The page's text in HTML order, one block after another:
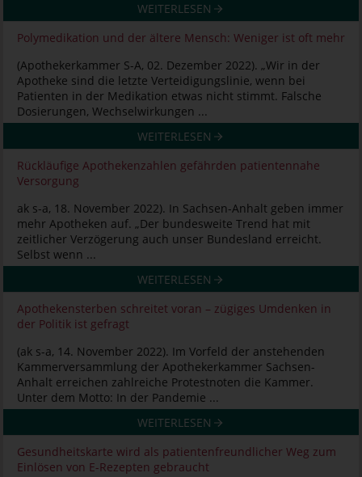
WEITERLESEN
Polymedikation und der ältere Mensch: Weniger ist oft mehr
(Apothekerkammer S-A, 02. Dezember 2022). „Wir in der
Apotheke sind die letzte Verteidigungslinie, wenn bei
Patienten in der Medikation etwas nicht stimmt. Falsche
Dosierungen, Wechselwirkungen ...
WEITERLESEN
Rückläufige Apothekenzahlen gefährden patientennahe
Versorgung
ak s-a, 18. November 2022). In Sachsen-Anhalt geben immer
mehr Apotheken auf. „Der bundesweite Trend hat mit
zeitlicher Verzögerung auch unser Bundesland erreicht.
Selbst wenn ...
WEITERLESEN
Apothekensterben schreitet voran – zügiges Umdenken in
der Politik ist gefragt
(ak s-a, 14. November 2022). Im Vorfeld der anstehenden
Kammerversammlung der Apothekerkammer Sachsen-
Anhalt erreichen zahlreiche Protestnoten die Kammer.
Unter dem Motto: In der Pandemie ...
WEITERLESEN
Gesundheitskarte wird als patientenfreundlicher Weg zum
Einlösen von E-Rezepten gebraucht